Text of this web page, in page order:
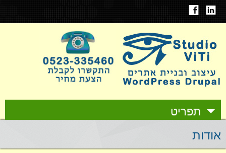
תפריט
אודותאודות